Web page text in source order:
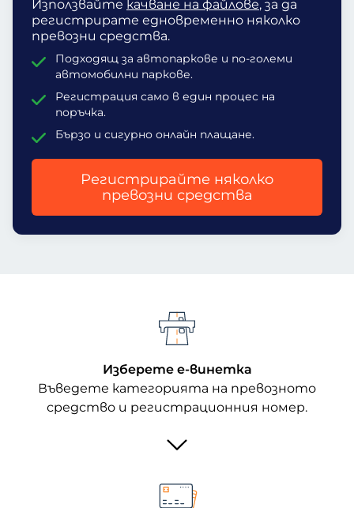
Използвайте качване на файлове, за да
регистрирате едновременно няколко
превозни средства.
Подходящ за автопаркове и по-големи
автомобилни паркове.
Регистрация само в един процес на
поръчка.
Бързо и сигурно онлайн плащане.
Регистрирайте няколко
превозни средства
Изберете е-винетка
Въведете категорията на превозното
средство и регистрационния номер.